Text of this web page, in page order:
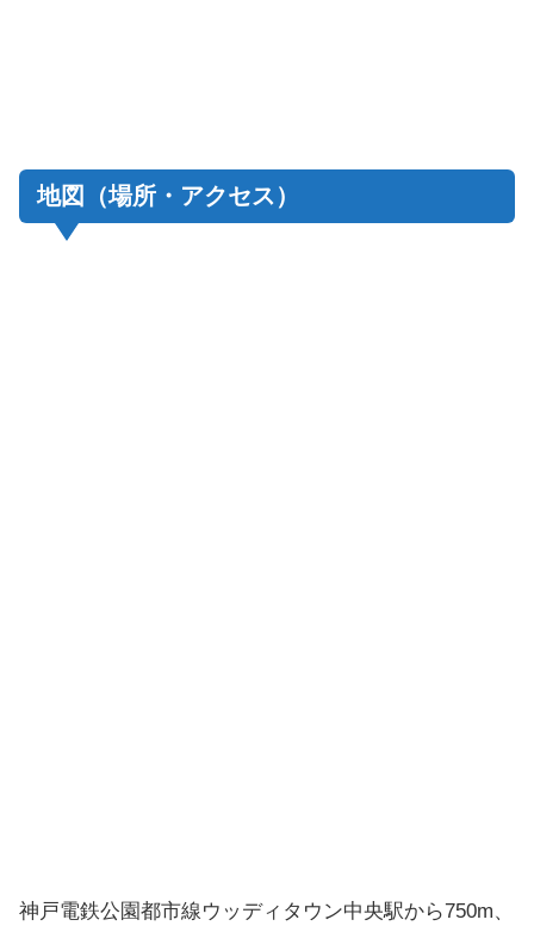
地図（場所・アクセス）
神戸電鉄公園都市線ウッディタウン中央駅から750m、